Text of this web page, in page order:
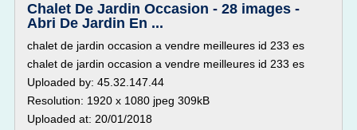
Chalet De Jardin Occasion - 28 images -
Abri De Jardin En ...
chalet de jardin occasion a vendre meilleures id 233 es
chalet de jardin occasion a vendre meilleures id 233 es
Uploaded by: 45.32.147.44
Resolution: 1920 x 1080 jpeg 309kB
Uploaded at: 20/01/2018